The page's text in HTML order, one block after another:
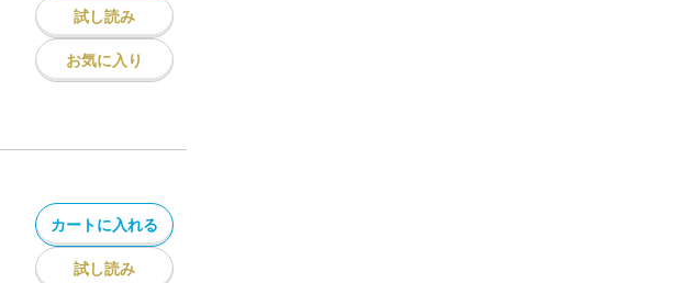
試し読み
お気に入り
カートに入れる
試し読み